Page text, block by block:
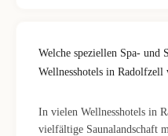
Welche speziellen Spa- und
Wellnesshotels in Radolfzell
In vielen Wellnesshotels in
vielfältige Saunalandschaft